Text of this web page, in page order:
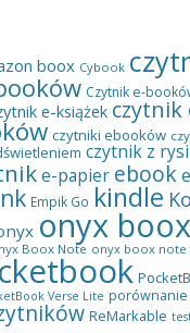
boox Cybook
Czytnik e-
e-książek czytnik
czytniki ebooków
czytnik z
e-papier ebook
Empik Go kindle
onyx boox
Boox Note onyx boox note
Verse Lite porównanie
ReMarkable